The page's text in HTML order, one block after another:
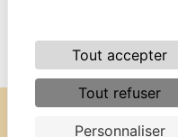
Tout accepter
Tout refuser
Personnaliser
of your post-mortem data.
email. You may be asked for
period of contact and then
probationary and litigation